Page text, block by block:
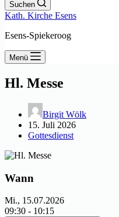
Suchen
Kath. Kirche Esens
Esens-Spiekeroog
Menü
Hl. Messe
Birgit Wölk
15. Juli 2026
Gottesdienst
Wann
Mi., 15.07.2026
09:30 - 10:15